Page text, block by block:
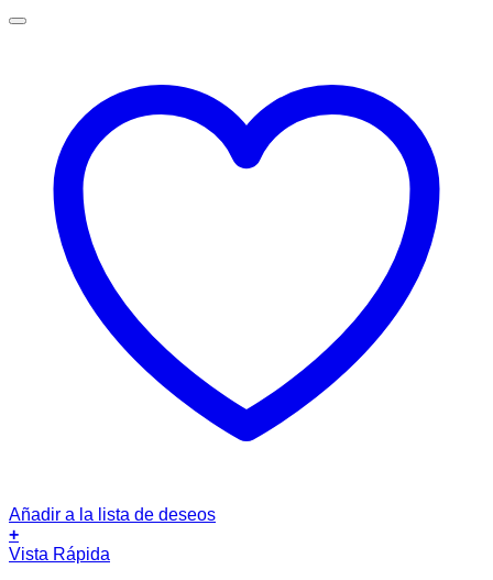
Añadir a la lista de deseos
+
Vista Rápida